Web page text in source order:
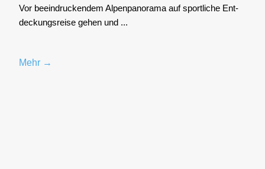
Vor beein­dru­cken­dem Alpen­pan­ora­ma auf sport­li­che Ent­
de­ckungs­rei­se gehen und ...
Mehr →